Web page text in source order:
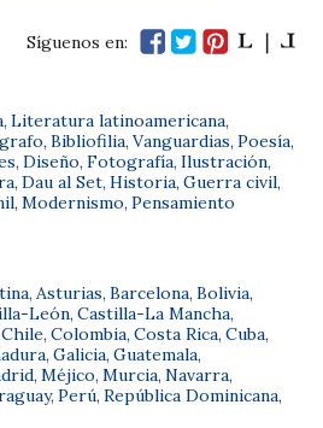
Síguenos en:
, Literatura latinoamericana,
, Bibliofilia, Vanguardias, Poesía,
, Diseño, Fotografía, Ilustración,
, Dau al Set, Historia, Guerra civil,
, Modernismo, Pensamiento
, Asturias, Barcelona, Bolivia,
León, Castilla-La Mancha,
Chile, Colombia, Costa Rica, Cuba,
, Galicia, Guatemala,
, Méjico, Murcia, Navarra,
, Perú, República Dominicana,